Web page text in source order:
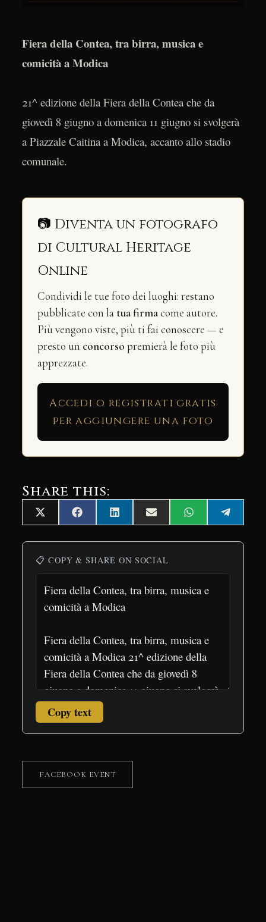
Fiera della Contea, tra birra, musica e
comicità a Modica
21^ edizione della Fiera della Contea che da
giovedì 8 giugno a domenica 11 giugno si svolgerà
a Piazzale Caitina a Modica, accanto allo stadio
comunale.
📷 Diventa un fotografo
di Cultural Heritage
Online
Condividi le tue foto dei luoghi: restano
pubblicate con la tua firmacome autore.
Più vengono viste, più ti fai conoscere — e
presto un concorso premierà le foto più
apprezzate.
Accedi o registrati gratis
per aggiungere una foto
Share this:
Share
on
X
(Twitter)
Share
on
FacebookShare
on
LinkedInShare
on
Email Share
on
WhatsAppShare
on
📋 COPY & SHARE ON SOCIAL
Copy text
FACEBOOK EVENT